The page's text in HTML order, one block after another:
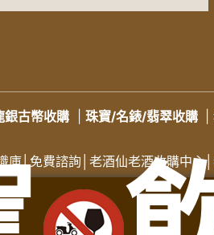
銀古幣收購 珠寶/名錶/翡翠收購
庫│免費諮詢│ 老酒仙老酒收購中心│
收購專線：
0931287810
徐店長
市地址：苗栗縣苗栗市建功街59號